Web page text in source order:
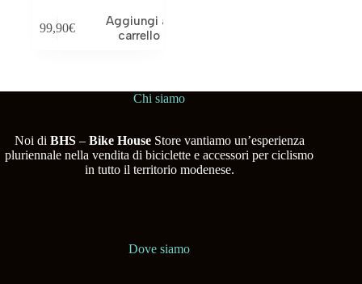
Tag prodotto
99,90€
Aggiungi al
carrello
Chi siamo
Noi di BHS– Bike HouseStore vantiamo un’esperienza
pluriennale nella vendita di biciclette e accessori per ciclismo
in tutto il territorio modenese.
Dove siamo